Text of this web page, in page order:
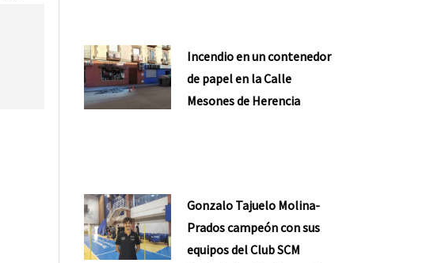
Incendio en un contenedor
de papel en la Calle
Mesones de Herencia
Gonzalo Tajuelo Molina-
Prados campeón con sus
equipos del Club SCM